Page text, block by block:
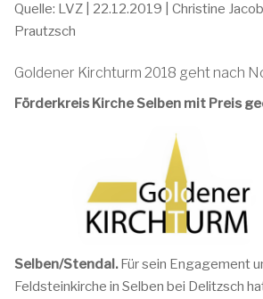
Quelle: LVZ | 22.12.2019 | Christine
Prautzsch
Goldener Kirchturm 2018 geht nach
Förderkreis Kirche Selben mit Preis
Selben/Stendal.Für sein Engagement
Feldsteinkirche in Selben bei Delitzsch